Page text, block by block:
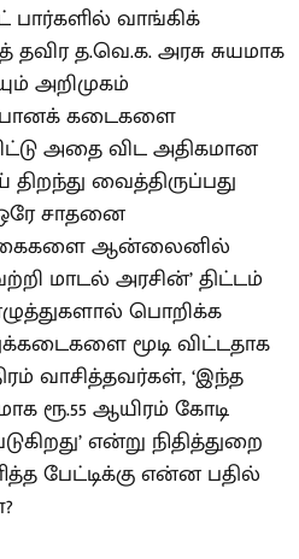
வாங்கிக்
த.வெ.க. அரசு சுயமாக
அறிமுகம்
கடைகளை
அதை விட அதிகமான
வைத்திருப்பது
சாதனை
ஆன்லைனில்
மாடல் அரசின்’ திட்டம்
பொறிக்க
மூடி விட்டதாக
வாசித்தவர்கள், ‘இந்த
ரூ.55 ஆயிரம் கோடி
என்று நிதித்துறை
பேட்டிக்கு என்ன பதில்